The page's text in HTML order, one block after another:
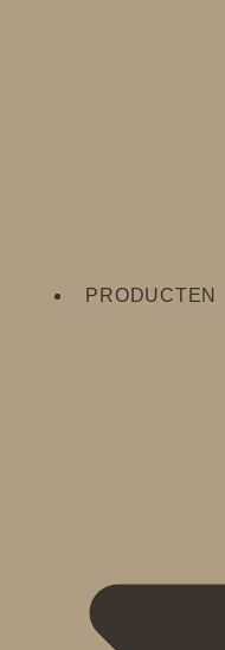
PRODUCTEN